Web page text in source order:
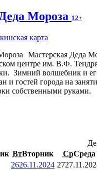
Мороза 12+
карта
Мастерская Деда
центре им. В.Ф.
Зимний волшебник и
и гостей города на
собственными руками.
ВтВторник СрСреда
2626.11.2024 27